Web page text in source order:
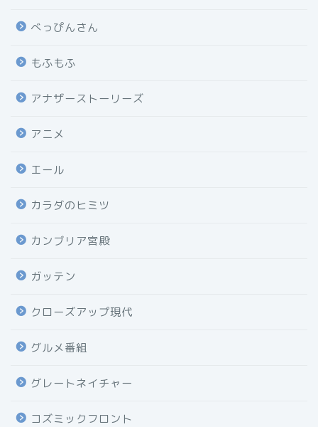
べっぴんさん
もふもふ
アナザーストーリーズ
アニメ
エール
カラダのヒミツ
カンブリア宮殿
ガッテン
クローズアップ現代
グルメ番組
グレートネイチャー
コズミックフロント